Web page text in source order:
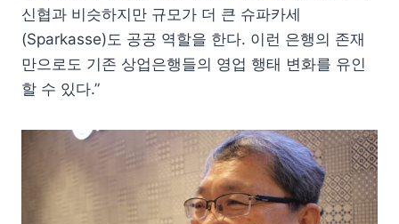
신협과 비슷하지만 규모가 더 큰 슈파카세
(Sparkasse)도 공공 역할을 한다. 이런 은행의 존재
만으로도 기존 상업은행들의 영업 행태 변화를 유인
할 수 있다.”